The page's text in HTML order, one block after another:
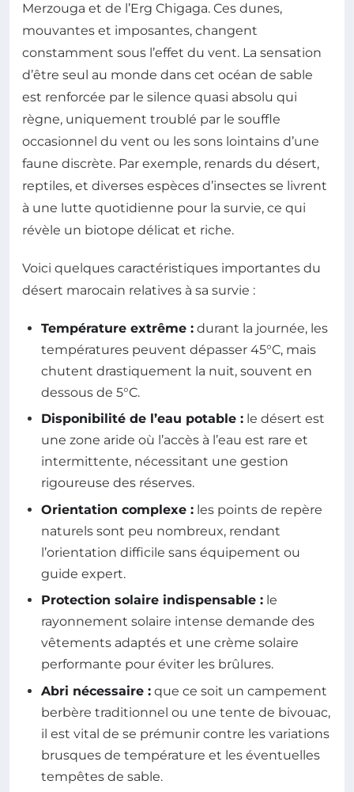
Merzouga et de l’Erg Chigaga. Ces dunes,
mouvantes et imposantes, changent
constamment sous l’effet du vent. La sensation
d’être seul au monde dans cet océan de sable
est renforcée par le silence quasi absolu qui
règne, uniquement troublé par le souffle
occasionnel du vent ou les sons lointains d’une
faune discrète. Par exemple, renards du désert,
reptiles, et diverses espèces d’insectes se livrent
à une lutte quotidienne pour la survie, ce qui
révèle un biotope délicat et riche.
Voici quelques caractéristiques importantes du
désert marocain relatives à sa survie :
Température extrême : durant la journée, les
températures peuvent dépasser 45°C, mais
chutent drastiquement la nuit, souvent en
dessous de 5°C.
Disponibilité de l’eau potable : le désert est
une zone aride où l’accès à l’eau est rare et
intermittente, nécessitant une gestion
rigoureuse des réserves.
Orientation complexe : les points de repère
naturels sont peu nombreux, rendant
l’orientation difficile sans équipement ou
guide expert.
Protection solaire indispensable : le
rayonnement solaire intense demande des
vêtements adaptés et une crème solaire
performante pour éviter les brûlures.
Abri nécessaire : que ce soit un campement
berbère traditionnel ou une tente de bivouac,
il est vital de se prémunir contre les variations
brusques de température et les éventuelles
tempêtes de sable.